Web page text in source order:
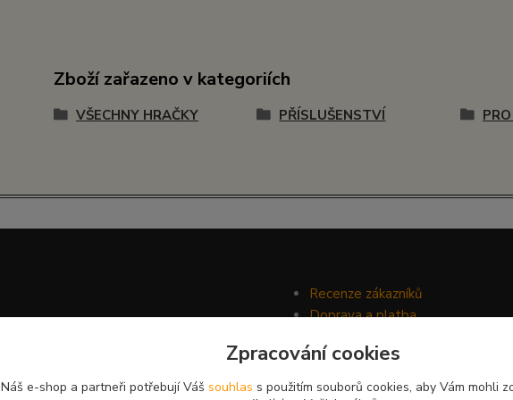
Zboží zařazeno v kategoriích
VŠECHNY HRAČKY PŘÍSLUŠENSTVÍ
Recenze zákazníků
Doprava a platba
Obchodní podmínky
Zpracování cookies
Náš e-shop a partneři potřebují Váš souhlas s použitím souborů cookies, aby Vám mohli